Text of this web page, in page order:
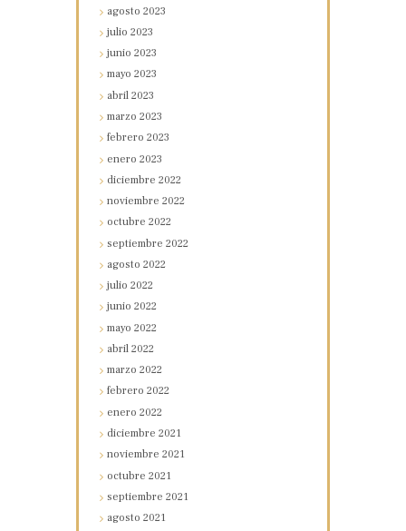
agosto2023
julio2023
junio2023
mayo2023
abril2023
marzo2023
febrero2023
enero2023
diciembre2022
noviembre2022
octubre2022
septiembre2022
agosto2022
julio2022
junio2022
mayo2022
abril2022
marzo2022
febrero2022
enero2022
diciembre2021
noviembre2021
octubre2021
septiembre2021
agosto2021